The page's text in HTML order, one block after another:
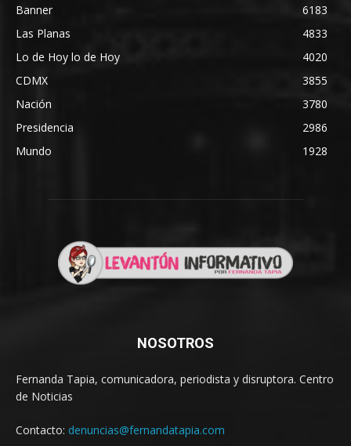
Banner
6183
Las Planas
4833
Lo de Hoy lo de Hoy
4020
CDMX
3855
Nación
3780
Presidencia
2986
Mundo
1928
NOSOTROS
Fernanda Tapia, comunicadora, periodista y disruptora. Centro
de Noticias
Contacto: denuncias@fernandatapia.com